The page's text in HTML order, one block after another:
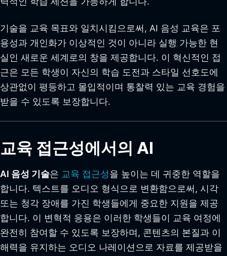
기술을 교육 목표와 일치시킴으로써, AI 음성 교육은 포
용성과 개인화가 이상적인 것이 아니라 실행 가능한 현
실인 새로운 세계로의 창을 제공합니다. 이 혁신적인 접
근은 모든 학생이 자신의 학습 도전과 스타일 선호도에
상관없이 평등하고 몰입적이며 통찰력 있는 교육 경험을
받을 수 있도록 보장합니다.
교육 접근성에서의 AI
AI 음성 기술은 교육 접근성을 높이는 데 귀중한 역할을
합니다. 텍스트를 오디오 형식으로 변환함으로써, 시각
또는 청각 장애를 가진 학생들에게 중요한 지원을 제공
합니다. 이 변혁적 응용은 이러한 학생들이 교육 여정에
완전히 참여할 수 있도록 보장하며, 콘텐츠의 본질과 이
해력을 유지하는 오디오 나레이션으로 자료를 제공받을